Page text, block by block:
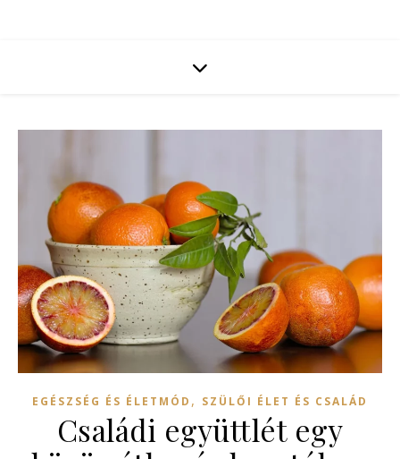
EGÉSZSÉG ÉS ÉLETMÓD , SZÜLŐI ÉLET ÉS CSALÁD
Családi együttlét egy